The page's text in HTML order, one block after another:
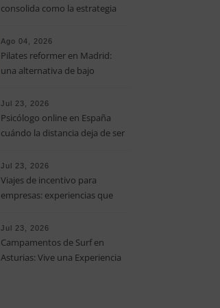
consolida como la estrategia
operativos en las pequeñas y
medianas empresas
Ago 04, 2026
Pilates reformer en Madrid:
una alternativa de bajo
fuerza y movilidad
Jul 23, 2026
Psicólogo online en España
cuándo la distancia deja de ser
terapia
Jul 23, 2026
Viajes de incentivo para
empresas: experiencias que
la oficina
Jul 23, 2026
Campamentos de Surf en
Asturias: Vive una Experiencia